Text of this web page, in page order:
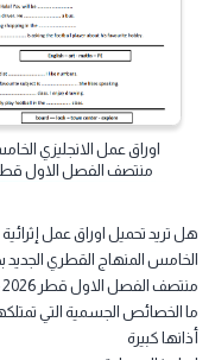
اوراق
اوراق عمل الانجليزي الخامس
منتصف الفصل الاول قطر